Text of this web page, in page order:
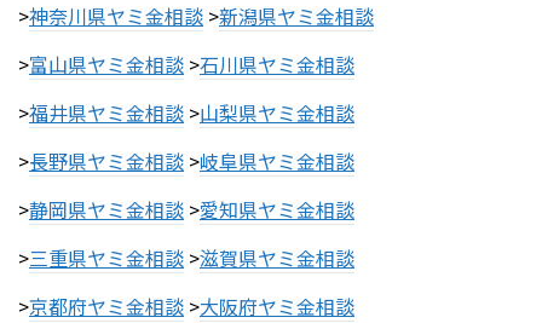
>神奈川県ヤミ金相談 >新潟県ヤミ金相談
>富山県ヤミ金相談 >石川県ヤミ金相談
>福井県ヤミ金相談 >山梨県ヤミ金相談
>長野県ヤミ金相談 >岐阜県ヤミ金相談
>静岡県ヤミ金相談 >愛知県ヤミ金相談
>三重県ヤミ金相談 >滋賀県ヤミ金相談
>京都府ヤミ金相談 >大阪府ヤミ金相談